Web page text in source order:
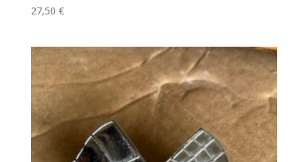
27,50 €